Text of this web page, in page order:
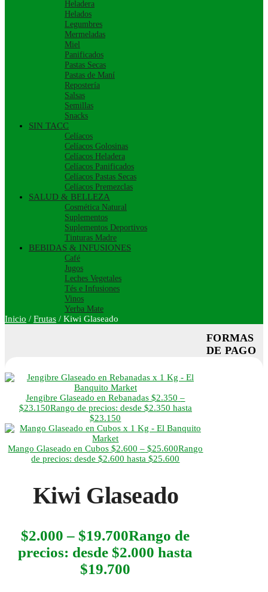
Heladera
Helados
Legumbres
Mermeladas
Miel
Panificados
Pastas Secas
Pastas de Maní
Repostería
Salsas
Semillas
Snacks
SIN TACC
Celíacos
Celíacos Golosinas
Celíacos Heladera
Celíacos Panificados
Celíacos Pastas Secas
Celíacos Premezclas
SALUD & BELLEZA
Cosmética Natural
Suplementos
Suplementos Deportivos
Tinturas Madre
BEBIDAS & INFUSIONES
Café
Jugos
Leches Vegetales
Tés e Infusiones
Vinos
Yerba Mate
Inicio / Frutas / Kiwi Glaseado
Jengibre Glaseado en Rebanadas $2.350 –
$23.150Rango de precios: desde $2.350 hasta
$23.150
Mango Glaseado en Cubos $2.600 – $25.600Rango
de precios: desde $2.600 hasta $25.600
Kiwi Glaseado
$2.000 – $19.700Rango de
precios: desde $2.000 hasta
$19.700
FORMAS
DE PAGO